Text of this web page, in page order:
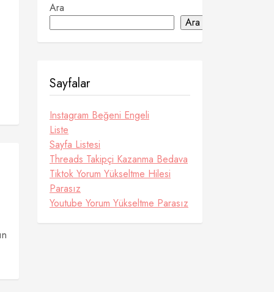
Ara
Ara
Sayfalar
Instagram Beğeni Engeli
Liste
Sayfa Listesi
Threads Takipçi Kazanma Bedava
Tiktok Yorum Yükseltme Hilesi
Parasız
Youtube Yorum Yükseltme Parasız